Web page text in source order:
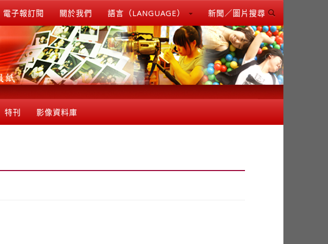
電子報訂閱 關於我們 語言（LANGUAGE） 新聞／圖片搜尋
特刊 影像資料庫